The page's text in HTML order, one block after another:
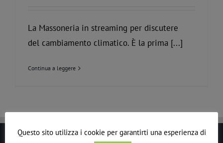
La Massoneria in streaming per discutere
del cambiamento climatico. È la prima [...]
Continua a leggere
Questo sito utilizza i cookie per garantirti una esperienza di